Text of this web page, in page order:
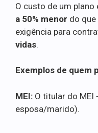
O custo de um
a 50% menor do que
exigência para
vidas.
Exemplos de quem
MEI: O titular do MEI
esposa/marido).